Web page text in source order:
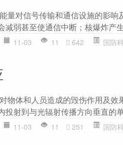
对信号传输和通信设施的影响
减弱甚至使通信中断；核爆炸产
11-03 11 642 国防
体和人员造成的毁伤作用及效
投射到与光辐射传播方向垂直的
11-03 11 251 国防